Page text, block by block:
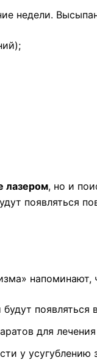
недели.
лазером, но и
появляться
напоминают,
появляться
для
у усугублению